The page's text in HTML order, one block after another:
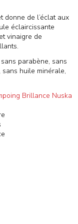
donne de l’éclat aux
éclaircissante
vinaigre de
parabène, sans
huile minérale,
Brillance Nuska